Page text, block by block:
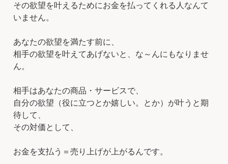
その欲望を叶えるためにお金を払ってくれる人なんて
いません。
あなたの欲望を満たす前に、
相手の欲望を叶えてあげないと、な～んにもなりませ
ん。
相手はあなたの商品・サービスで、
自分の欲望（役に立つとか嬉しい。とか）が叶うと期
待して、
その対価として、
お金を支払う＝売り上げが上がるんです。